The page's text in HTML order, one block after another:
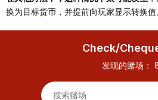
换为目标货币，并提前向玩家显示转换值
Check/
发现的赌场：